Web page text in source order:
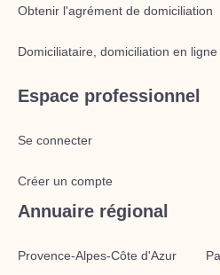
Obtenir l'agrément de domiciliation
Domiciliataire, domiciliation en
Espace professionnel
Se connecter
Créer un compte
Annuaire régional
Provence-Alpes-Côte d'Azur